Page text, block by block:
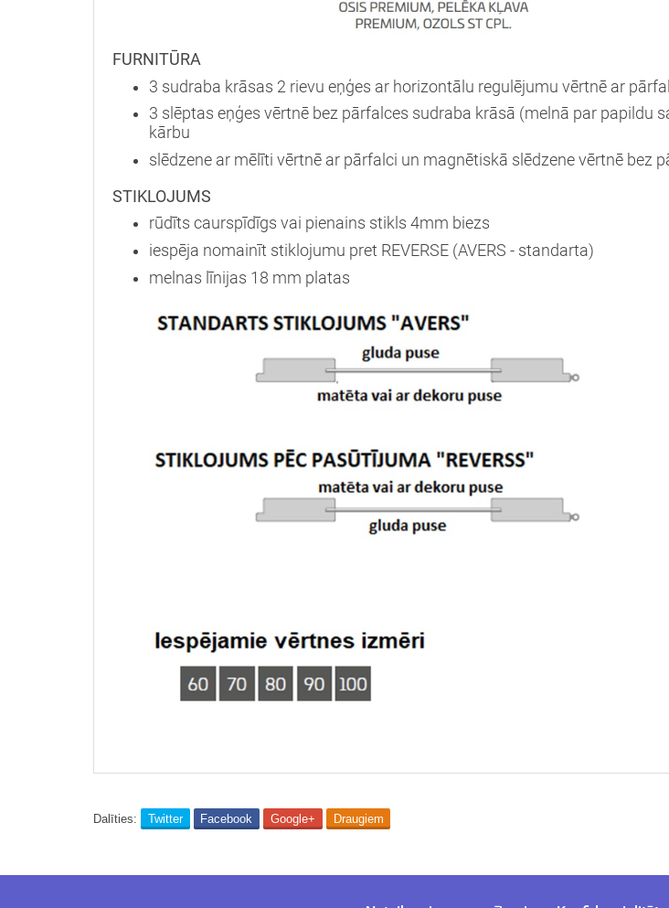
FURNITŪRA
3 sudraba krāsas 2 rievu eņģes ar horizontālu regulējumu vērtnē ar
3 slēptas eņģes vērtnē bez pārfalces sudraba krāsā (melnā par papildu
kārbu
slēdzene ar mēlīti vērtnē ar pārfalci un magnētiskā slēdzene vērtnē bez
STIKLOJUMS
rūdīts caurspīdīgs vai pienains stikls 4mm biezs
iespēja nomainīt stiklojumu pret REVERSE (AVERS - standarta)
melnas līnijas 18 mm platas
Dalīties: Twitter Facebook Google+ Draugiem